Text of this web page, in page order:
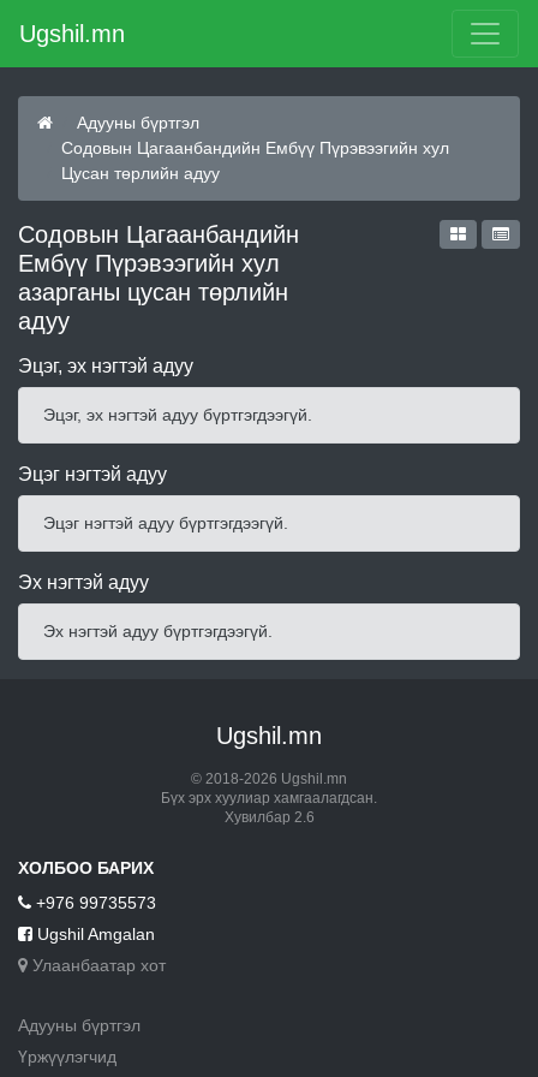
Ugshil.mn
Адууны бүртгэл
Содовын Цагаанбандийн Ембүү Пүрэвээгийн хул
Цусан төрлийн адуу
Содовын Цагаанбандийн
Ембүү Пүрэвээгийн хул
азарганы цусан төрлийн
адуу
Эцэг, эх нэгтэй адуу
Эцэг, эх нэгтэй адуу бүртгэгдээгүй.
Эцэг нэгтэй адуу
Эцэг нэгтэй адуу бүртгэгдээгүй.
Эх нэгтэй адуу
Эх нэгтэй адуу бүртгэгдээгүй.
Ugshil.mn
© 2018-2026 Ugshil.mn
Бүх эрх хуулиар хамгаалагдсан.
Хувилбар 2.6
ХОЛБОО БАРИХ
+976 99735573
Ugshil Amgalan
Улаанбаатар хот
Адууны бүртгэл
Үржүүлэгчид